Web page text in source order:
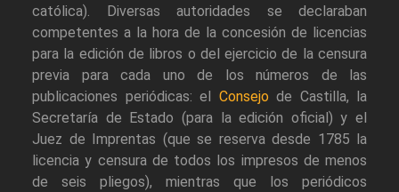
católica). Diversas autoridades se declaraban
competentes a la hora de la concesión de licencias
para la edición de libros o del ejercicio de la censura
previa para cada uno de los números de las
publicaciones periódicas: el Consejo de Castilla, la
Secretaría de Estado (para la edición oficial) y el
Juez de Imprentas (que se reserva desde 1785 la
licencia y censura de todos los impresos de menos
de seis pliegos), mientras que los periódicos